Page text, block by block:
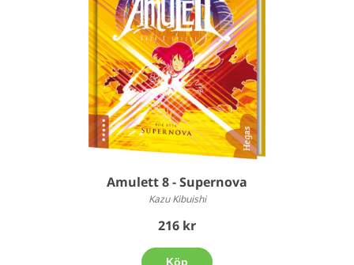
Amulett 8 - Supernova
Kazu Kibuishi
216 kr
Köp